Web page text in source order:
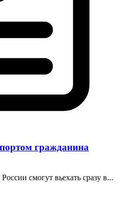
гражданина
смогут вьехать сразу в...